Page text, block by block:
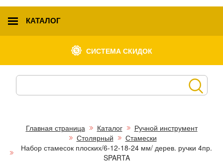
КАТАЛОГ
СИСТЕМА СКИДОК
Главная страница Каталог
Ручной инструмент
Столярный
Стамески
Набор стамесок плоских/6-12-18-24 мм/ дерев. ручки 4пр.
SPARTA